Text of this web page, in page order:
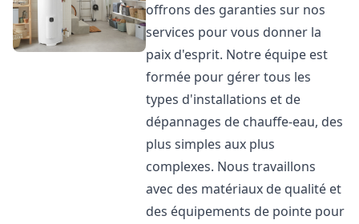
offrons des garanties sur nos
services pour vous donner la
paix d'esprit. Notre équipe est
formée pour gérer tous les
types d'installations et de
dépannages de chauffe-eau, des
plus simples aux plus
complexes. Nous travaillons
avec des matériaux de qualité et
des équipements de pointe pour